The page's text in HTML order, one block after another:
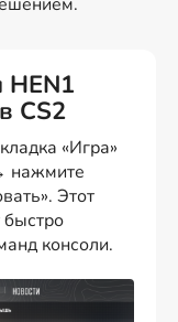
HEN1
CS2
«Игра»
нажмите
Этот
быстро
консоли.